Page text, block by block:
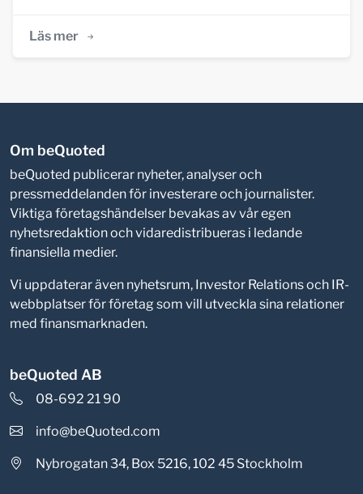
Läs mer
Om beQuoted
beQuoted publicerar nyheter, analyser och
pressmeddelanden för investerare och journalister.
Viktiga företagshändelser bevakas av vår egen
nyhetsredaktion och vidaredistribueras i ledande
finansiella medier.
Vi uppdaterar även nyhetsrum, Investor Relations och IR-
webbplatser för företag som vill utveckla sina relationer
med finansmarknaden.
beQuoted AB
08-692 21 90
info@beQuoted.com
Nybrogatan 34, Box 5216, 102 45 Stockholm